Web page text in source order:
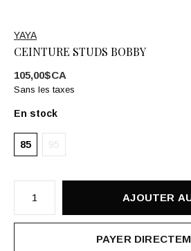
YAYA
CEINTURE STUDS BOBBY
105,00$CA
Sans les taxes
En stock
85 95
AJOUTER
PAYER